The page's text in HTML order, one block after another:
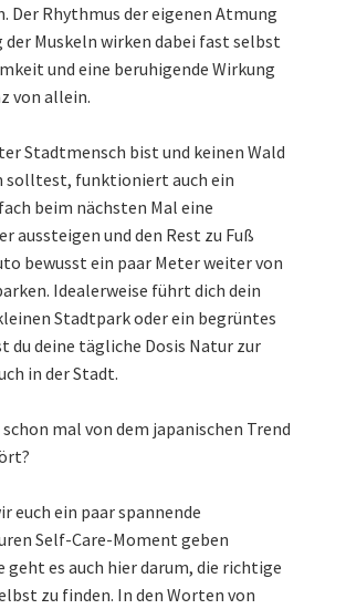
Der Rhythmus der eigenen Atmung
der Muskeln wirken dabei fast selbst
und eine beruhigende Wirkung
von allein.
Stadtmensch bist und keinen Wald
solltest, funktioniert auch ein
beim nächsten Mal eine
aussteigen und den Rest zu Fuß
bewusst ein paar Meter weiter von
Idealerweise führt dich dein
Stadtpark oder ein begrüntes
du deine tägliche Dosis Natur zur
in der Stadt.
schon mal von dem japanischen Trend
euch ein paar spannende
Self-Care-Moment geben
geht es auch hier darum, die richtige
zu finden. In den Worten von